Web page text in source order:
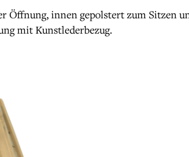
innen gepolstert zum Sitzen
mit Kunstlederbezug.